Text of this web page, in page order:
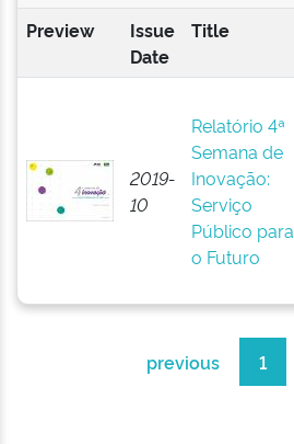
Preview
Issue
Date
Title
2019-
10
Relatório 4ª
Semana de
Inovação:
Serviço
Público para
o Futuro
previous 1